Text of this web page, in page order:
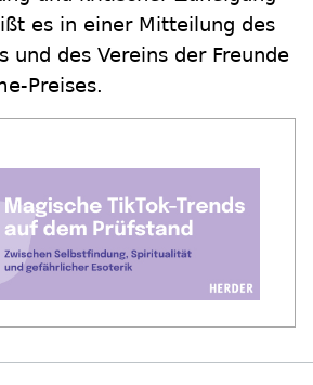
es in einer Mitteilung des
und des Vereins der Freunde
Preises.